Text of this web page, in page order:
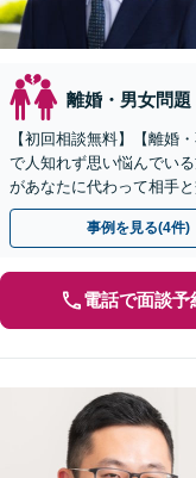
離婚・男女問題
【初回相談無料】【離婚
で人知れず思い悩んでい
があなたに代わって相手
く軽減されます。まずは
事例を見る(4件)
電話で面談予